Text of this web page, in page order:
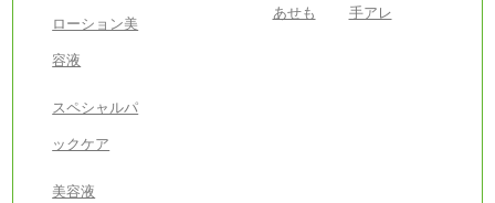
ローション美
容液
スペシャルパ
ックケア
美容液
あせも
手アレ